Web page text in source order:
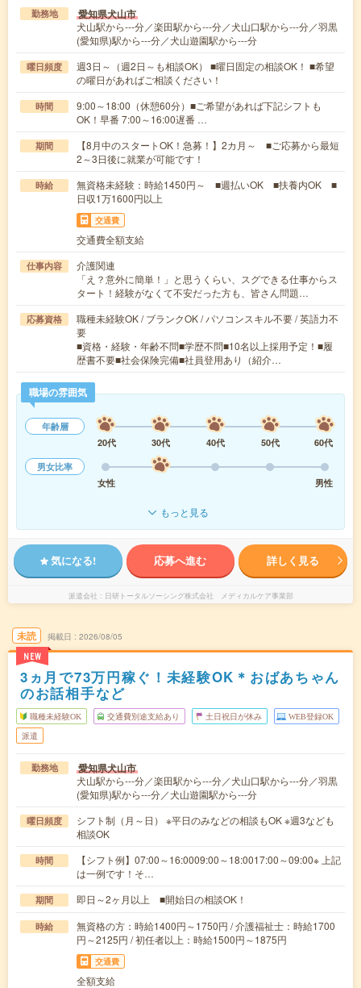
勤務地 愛知県犬山市
犬山駅から---分／楽田駅から---分／犬山口駅から---分／羽黒
(愛知県)駅から---分／犬山遊園駅から---分
曜日頻度
週3日～（週2日～も相談OK） ■曜日固定の相談OK！ ■希望
の曜日があればご相談ください！
時間
9:00～18:00（休憩60分）■ご希望があれば下記シフトも
OK！早番 7:00～16:00遅番 …
期間
【8月中のスタートOK！急募！】2カ月～ ■ご応募から最短
2～3日後に就業が可能です！
時給
無資格未経験：時給1450円～ ■週払いOK ■扶養内OK ■
日収1万1600円以上
交通費
交通費全額支給
仕事内容
介護関連
「え？意外に簡単！」と思うくらい、スグできる仕事からス
タート！経験がなくて不安だった方も、皆さん問題…
応募資格
職種未経験OK / ブランクOK / パソコンスキル不要 / 英語力不
要
■資格・経験・年齢不問■学歴不問■10名以上採用予定！■履
歴書不要■社会保険完備■社員登用あり（紹介…
職場の雰囲気
年齢層
20代
30代 40代 50代
60代
男女比率
女性
男性
もっと見る
気になる! 応募へ進む 詳しく見る
派遣会社 日研トータルソーシング株式会社 メディカルケア事業部
未読
NEW
掲載日 2026/08/05
3ヵ月で73万円稼ぐ！未経験OK＊おばあちゃん
のお話相手など
職種未経験OK 交通費別途支給あり 土日祝日が休み WEB登録OK
派遣
勤務地 愛知県犬山市
犬山駅から---分／楽田駅から---分／犬山口駅から---分／羽黒
(愛知県)駅から---分／犬山遊園駅から---分
曜日頻度
シフト制（月～日） ※平日のみなどの相談もOK ※週3なども
相談OK
時間
【シフト例】07:00～16:0009:00～18:0017:00～09:00※ 上記
は一例です！そ…
期間 即日～2ヶ月以上 ■開始日の相談OK！
時給
無資格の方：時給1400円～1750円 / 介護福祉士：時給1700
円～2125円 / 初任者以上：時給1500円～1875円
交通費
全額支給